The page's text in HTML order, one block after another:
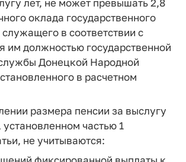
оклада государственного
в соответствии с
им должностью государственной
Донецкой Народной
в расчетном
размера пенсии за выслугу
установленном частью 1
не учитываются: